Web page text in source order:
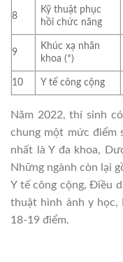
8
Kỹ thuật phục
hồi chức năng
9
Khúc xạ nhãn
khoa (*)
10 Y tế công cộng
Năm 2022, thí sinh
chung một mức điểm
nhất là Y đa khoa,
Những ngành còn lại
Y tế công cộng, Điều
thuật hình ảnh y học,
18-19 điểm.